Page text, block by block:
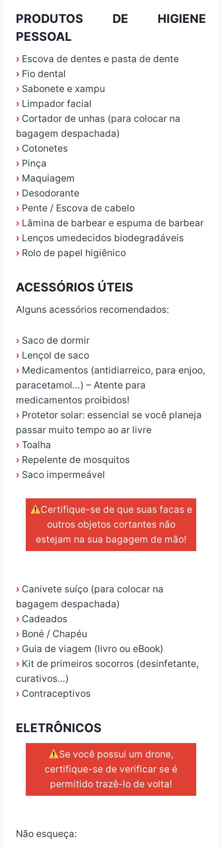
PRODUTOS DE HIGIENE
PESSOAL
› Escova de dentes e pasta de dente
› Fio dental
› Sabonete e xampu
› Limpador facial
› Cortador de unhas (para colocar na
bagagem despachada)
› Cotonetes
› Pinça
› Maquiagem
› Desodorante
› Pente / Escova de cabelo
› Lâmina de barbear e espuma de barbear
› Lenços umedecidos biodegradáveis
› Rolo de papel higiênico
ACESSÓRIOS ÚTEIS
Alguns acessórios recomendados:
› Saco de dormir
› Lençol de saco
› Medicamentos (antidiarreico, para enjoo,
paracetamol…) – Atente para
medicamentos proibidos!
› Protetor solar: essencial se você planeja
passar muito tempo ao ar livre
› Toalha
› Repelente de mosquitos
› Saco impermeável
Certifique-se de que suas facas e
outros objetos cortantes não
estejam na sua bagagem de mão!
› Canivete suíço (para colocar na
bagagem despachada)
› Cadeados
› Boné / Chapéu
› Guia de viagem (livro ou eBook)
› Kit de primeiros socorros (desinfetante,
curativos…)
› Contraceptivos
ELETRÔNICOS
Se você possui um drone,
certifique-se de verificar se é
permitido trazê-lo de volta!
Não esqueça: